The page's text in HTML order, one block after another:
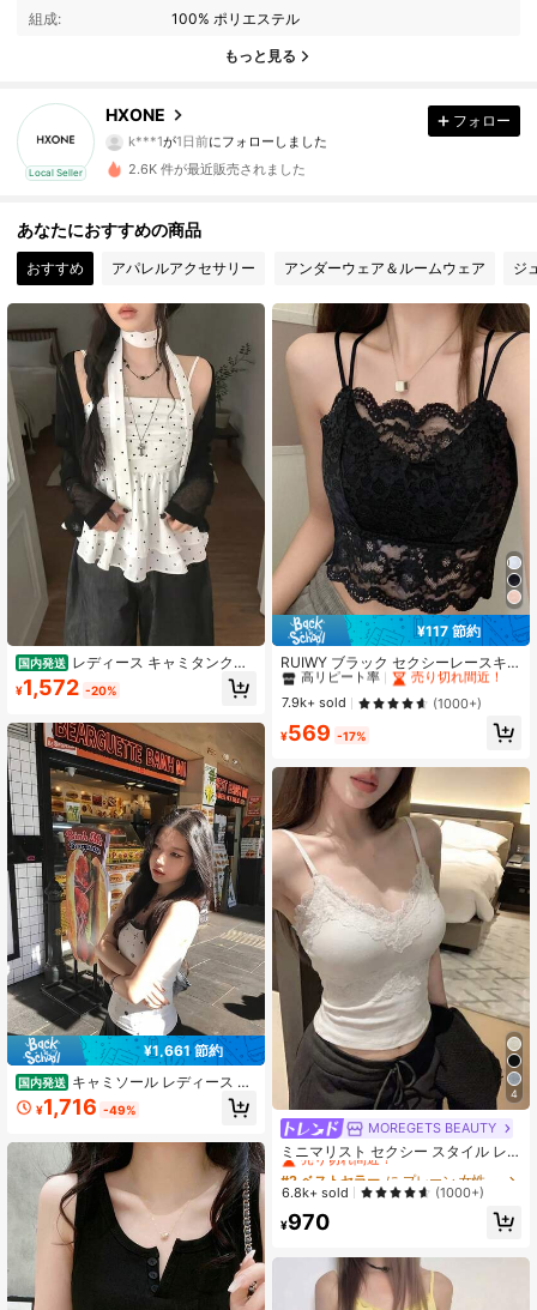
組成:
100% ポリエステル
もっと見る
Local Seller
HXONE
58 フォロワー
o***6が閲覧中
4.39
4.39 58 フォロワー
4.39 58 フォロワー
4.39 58 フォロワー
4.39 58 フォロワー
4.39 58 フォロワー
4.39
58 フォロワー
フォロー
2.6K 件が最近販売されました
あなたにおすすめの商品
おすすめ アパレルアクセサリー アンダーウェア＆ルームウェア ジ
国内発送 レディース キャミタンクト
ップ 水玉模様 フリルトリム ルーズ
フィット スイート エッジースパイシ
紐付き
¥1,572 -20%
¥1,661 節約
国内発送 キャミソール レディース レ
ース ハート柄 配色 パイピング トッ
プス インナー ノースリーブ 夏 スリ
ット 美背 露出控えめ 伸縮性 ストレ
ッチ 柔らかい コットン混 肌触り 重
ね着 レイヤード Y2K ストリート 地
雷系 量産系 ガーリー フレンチガー
リー 大人可愛い セクシー 清楚 ギャ
ル サブカル系 闇可愛い カジュアル
ベーシック デート 部屋着 ワンマイ
ルウェア お出かけ 通学 旅行 ライブ
フェス クラブ 韓国ファッション 春
夏 ホワイト ブラック 定番 人気
¥1,716 -49%
¥117 節約
RUIWY ブラック セクシーレースキ
ャミソール、カジュアル ノースリー
ブベスト レディース、春夏、取り外
し可能パッド付き
#2 ベストセラー
に セクシー 女性用トップス、ブラウス、Tシャツ
高リピート率
売り切れ間近！
#2 ベストセラー
に セクシー 女性用トップス、ブラウス、Tシャツ
高リピート率
売り切れ間近！
#2 ベストセラー
に セクシー 女性用トップス、ブラウス、Tシャツ
高リピート率
売り切れ間近！
#2 ベストセラー
に セクシー 女性用トップス、ブラウス、Tシャツ
高リピート率
売り切れ間近！
7.9k+ sold (1000+)
¥569 -17%
4
MOREGETS BEAUTY
ミニマリスト セクシー スタイル レ
ース Vネック キャミソールトップ レ
ディース、春/夏、サイドブーブカバ
ー付きパッド入りカップ、インナー
レイヤーベーストップ カジュアル ホ
ワイト
#2 ベストセラー
に プレーン 女性用タンクトップ&キャミス
売り切れ間近！
#2 ベストセラー
売り切れ間近！
#2 ベストセラー
売り切れ間近！
#2 ベストセラー
に プレーン 女性用タンクトップ&キャミス
売り切れ間近！
6.8k+ sold (1000+)
¥970